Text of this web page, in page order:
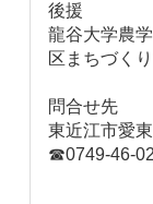
後援
龍谷大学農
区まちづく
問合せ先
東近江市愛
☎0749-46-